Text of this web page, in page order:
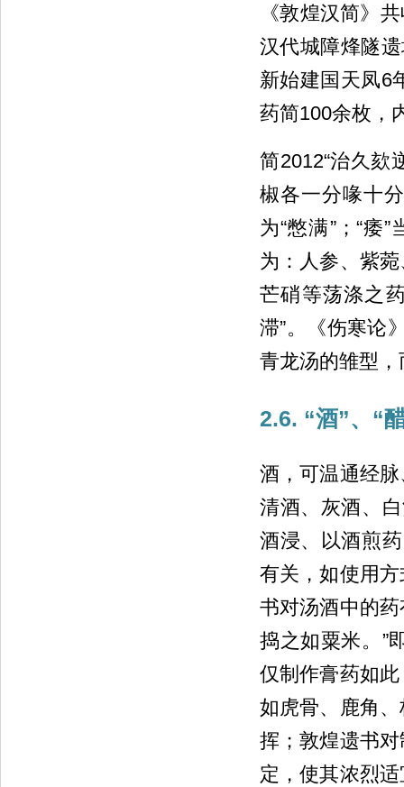
《敦煌汉简》
汉代城障烽隧
新始建国天凤6
药简100余枚，
简2012“治久欬
椒各一分喙十分
为“憋满”；“痿
为：人参、紫
芒硝等荡涤之
滞”。《伤寒论
青龙汤的雏型，
2.6. “酒”、“
酒，可温通经
清酒、灰酒、
酒浸、以酒煎
有关，如使用
书对汤酒中的
捣之如粟米。”
仅制作膏药如
如虎骨、鹿角
挥；敦煌遗书
定，使其浓烈